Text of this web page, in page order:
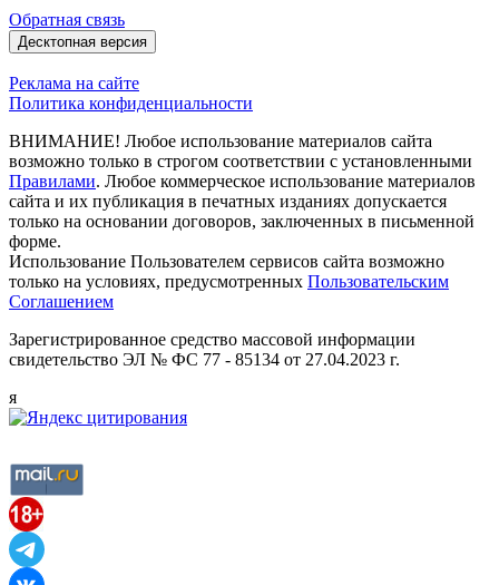
Обратная связь
Десктопная версия
Реклама на сайте
Политика конфиденциальности
ВНИМАНИЕ! Любое использование материалов сайта
возможно только в строгом соответствии с установленными
Правилами. Любое коммерческое использование материалов
сайта и их публикация в печатных изданиях допускается
только на основании договоров, заключенных в письменной
форме.
Использование Пользователем сервисов сайта возможно
только на условиях, предусмотренных Пользовательским
Соглашением
Зарегистрированное средство массовой информации
свидетельство ЭЛ № ФС 77 - 85134 от 27.04.2023 г.
я